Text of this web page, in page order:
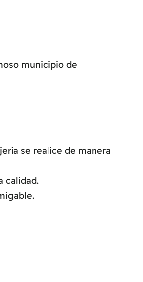
municipio de
se realice de manera
calidad.